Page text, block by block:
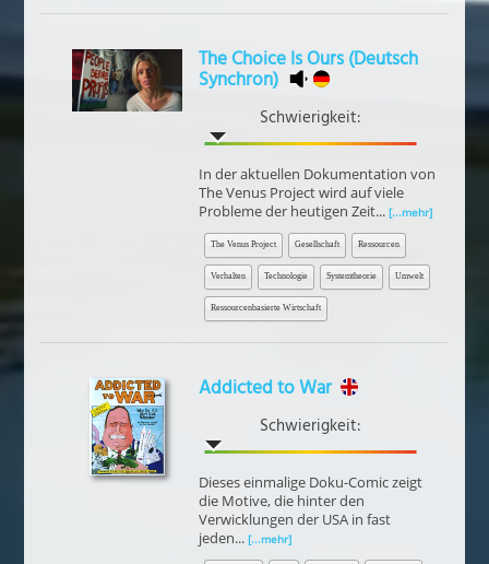
The Choice Is Ours (Deutsch
Synchron)
Schwierigkeit:
In der aktuellen Dokumentation von
The Venus Project wird auf viele
Probleme der heutigen Zeit... [...mehr]
The Venus Project Gesellschaft Ressourcen
Verhalten Technologie Systemtheorie Umwelt
Ressourcenbasierte Wirtschaft
Addicted to War
Schwierigkeit:
Dieses einmalige Doku-Comic zeigt
die Motive, die hinter den
Verwicklungen der USA in fast
jeden... [...mehr]